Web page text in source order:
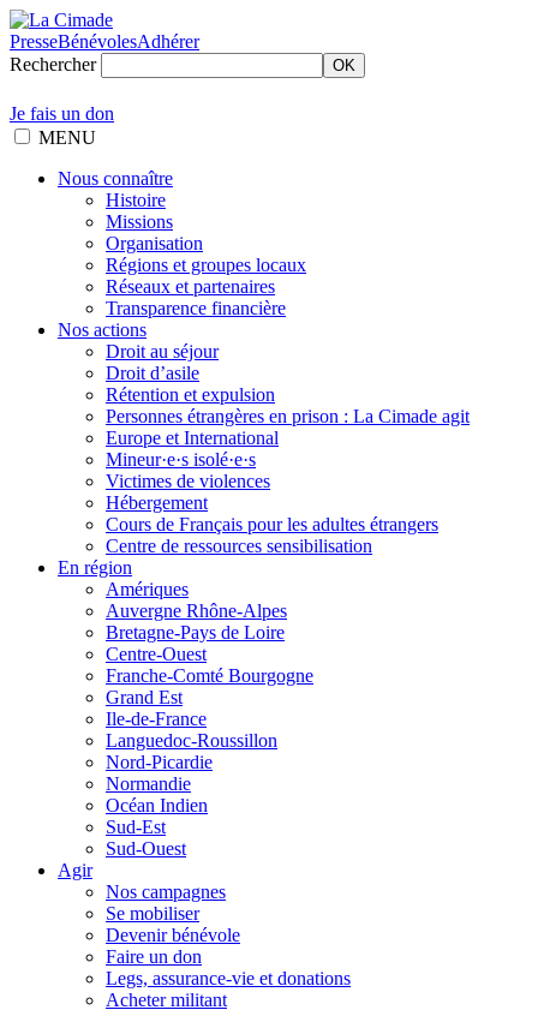
PresseBénévolesAdhérer
Rechercher
OK
Je fais un don
MENU
Nous connaître
Histoire
Missions
Organisation
Régions et groupes locaux
Réseaux et partenaires
Transparence financière
Nos actions
Droit au séjour
Droit d’asile
Rétention et expulsion
Personnes étrangères en prison : La Cimade agit
Europe et International
Mineur·e·s isolé·e·s
Victimes de violences
Hébergement
Cours de Français pour les adultes étrangers
Centre de ressources sensibilisation
En région
Amériques
Auvergne Rhône-Alpes
Bretagne-Pays de Loire
Centre-Ouest
Franche-Comté Bourgogne
Grand Est
Ile-de-France
Languedoc-Roussillon
Nord-Picardie
Normandie
Océan Indien
Sud-Est
Sud-Ouest
Agir
Nos campagnes
Se mobiliser
Devenir bénévole
Faire un don
Legs, assurance-vie et donations
Acheter militant